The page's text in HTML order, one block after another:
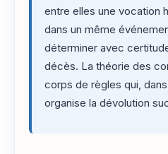
entre elles une vocation
dans un même
déterminer avec
décès. La théorie des
corps de règles qui,
organise la dévolution